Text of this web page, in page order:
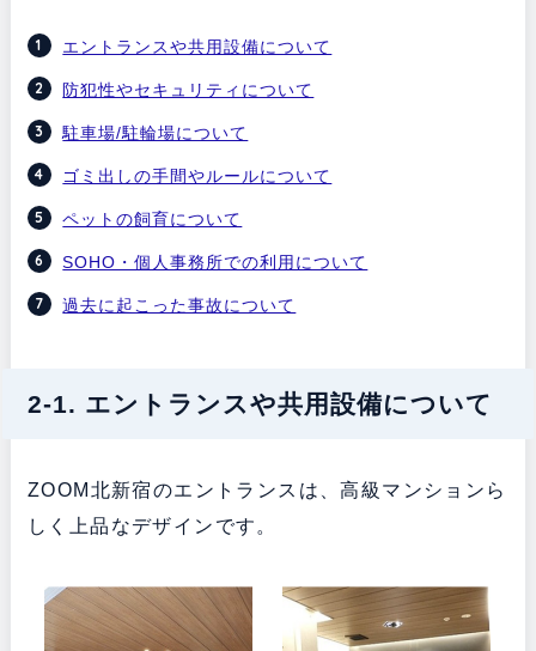
エントランスや共用設備について
防犯性やセキュリティについて
駐車場/駐輪場について
ゴミ出しの手間やルールについて
ペットの飼育について
SOHO・個人事務所での利用について
過去に起こった事故について
2-1. エントランスや共用設備について
ZOOM北新宿のエントランスは、高級マンションら
しく上品なデザインです。